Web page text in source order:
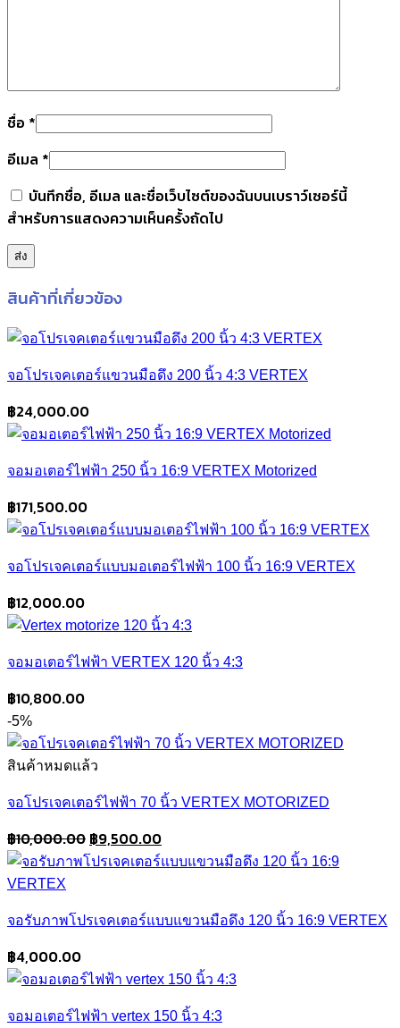
ชื่อ *
อีเมล *
บันทึกชื่อ, อีเมล และชื่อเว็บไซต์ของฉันบนเบราว์เซอร์นี้
สำหรับการแสดงความเห็นครั้งถัดไป
สินค้าที่เกี่ยวข้อง
จอโปรเจคเตอร์แขวนมือดึง 200 นิ้ว 4:3 VERTEX
฿24,000.00
จอมอเตอร์ไฟฟ้า 250 นิ้ว 16:9 VERTEX Motorized
฿171,500.00
จอโปรเจคเตอร์แบบมอเตอร์ไฟฟ้า 100 นิ้ว 16:9 VERTEX
฿12,000.00
จอมอเตอร์ไฟฟ้า VERTEX 120 นิ้ว 4:3
฿10,800.00
-5%
สินค้าหมดแล้ว
จอโปรเจคเตอร์ไฟฟ้า 70 นิ้ว VERTEX MOTORIZED
฿10,000.00 Original
price
฿9,500.00Current
price
จอรับภาพโปรเจคเตอร์แบบแขวนมือดึง 120 นิ้ว 16:9 VERTEX
฿4,000.00
จอมอเตอร์ไฟฟ้า vertex 150 นิ้ว 4:3